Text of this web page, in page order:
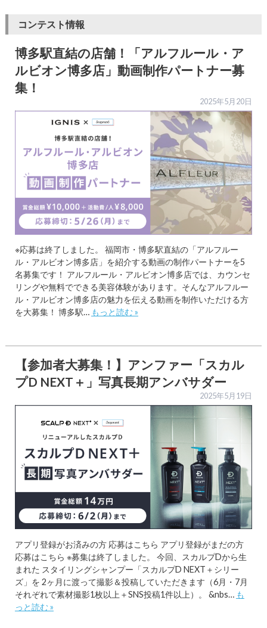
コンテスト情報
博多駅直結の店舗！「アルフルール・ア
ルビオン博多店」動画制作パートナー募
集！
2025年5月20日
※応募は終了しました。 福岡市・博多駅直結の「アルフルー
ル・アルビオン博多店」を紹介する動画の制作パートナーを5
名募集です！ アルフルール・アルビオン博多店では、カウンセ
リングや無料でできる美容体験があります。そんなアルフルー
ル・アルビオン博多店の魅力を伝える動画を制作いただける方
を大募集！ 博多駅… もっと読む »
【参加者大募集！】アンファー「スカル
プD NEXT＋」写真長期アンバサダー
2025年5月19日
アプリ登録がお済みの方 応募はこちら アプリ登録がまだの方
応募はこちら ※募集は終了しました。 今回、スカルプDから生
まれた スタイリングシャンプー「スカルプD NEXT＋シリー
ズ」を 2ヶ月に渡って撮影＆投稿していただきます（6月・7月
それぞれで素材撮影1枚以上＋SNS投稿1件以上）。 &nbs… も
っと読む »